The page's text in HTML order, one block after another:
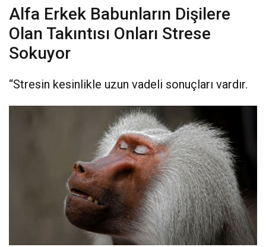
Alfa Erkek Babunların Dişilere
Olan Takıntısı Onları Strese
Sokuyor
“Stresin kesinlikle uzun vadeli sonuçları vardır.